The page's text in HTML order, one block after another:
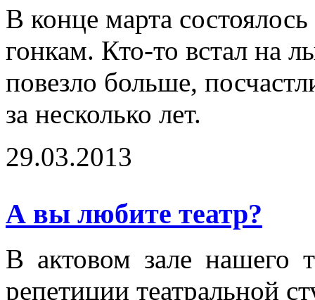
В конце марта
гонкам. Кто-то встал на
повезло больше,
за несколько лет.
29.03.2013
А вы любите театр?
В актовом зале нашего
репетиции театральной